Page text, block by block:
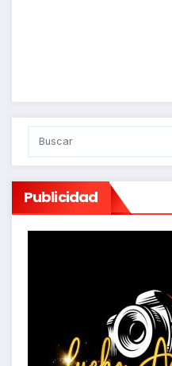
Publicidad